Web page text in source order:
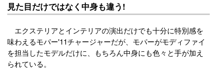
見た目だけではなく中身も違う!
エクステリアとインテリアの演出だけでも十分に特別感を
味わえるモパー'11チャージャーだが、モパーがモディファイ
を担当したモデルだけに、もちろん中身にも色々と手が加え
られている。